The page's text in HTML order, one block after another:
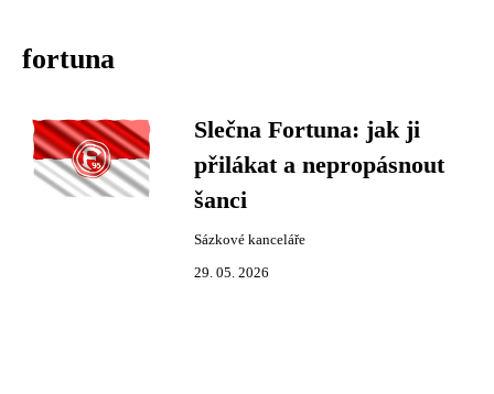
fortuna
Slečna Fortuna: jak ji
přilákat a nepropásnout
šanci
Sázkové kanceláře
29. 05. 2026